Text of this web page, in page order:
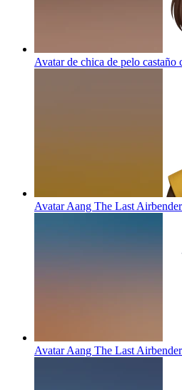
Avatar de chica de pelo castaño
Avatar Aang The Last Airbender
Avatar Aang The Last Airbender